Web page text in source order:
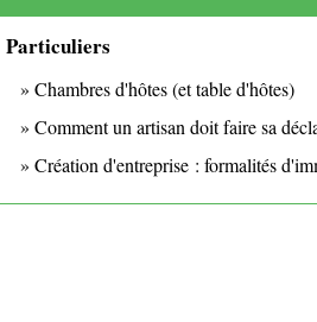
Particuliers
Chambres d'hôtes (et table d'hôtes)
Comment un artisan doit faire sa
Création d'entreprise : formalités